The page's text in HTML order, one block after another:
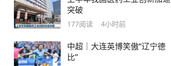
突破
177阅读 4小时前
中超｜大连英博笑傲“辽宁德
比”